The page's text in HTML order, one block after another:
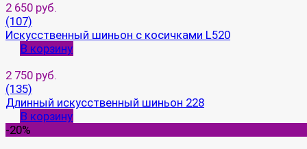
2 650 руб.
(107)
Искусственный шиньон с косичками L520
В корзину
2 750 руб.
(135)
Длинный искусственный шиньон 228
В корзину
-20%